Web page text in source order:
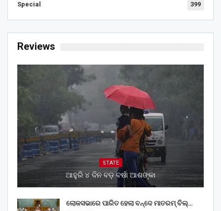
Special 399
Reviews
STATE
ଆହୁରି ୪ ଦିନ ବଡ଼ ବର୍ଷା ଆଶଙ୍କା
ଲୋକସଭାରେ ପାରିତ ହେଲା ବନ୍ଦେ ମାତରମ୍‌ ବିଲ୍‌…